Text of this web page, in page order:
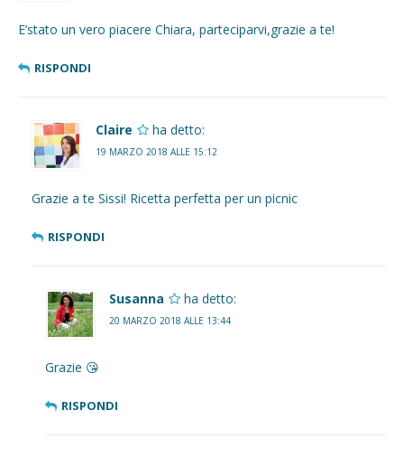
E’stato un vero piacere Chiara, parteciparvi,grazie a te!
RISPONDI
Claire ha detto:
19 MARZO 2018 ALLE 15:12
Grazie a te Sissi! Ricetta perfetta per un picnic
RISPONDI
Susanna ha detto:
20 MARZO 2018 ALLE 13:44
Grazie 😘
RISPONDI